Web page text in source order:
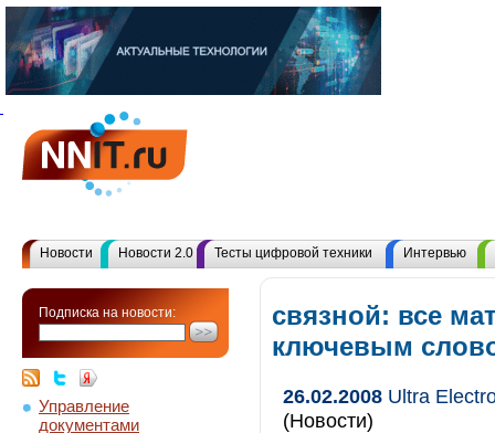
Новости Новости 2.0 Тесты цифровой техники Интервью
Подписка на новости:
Управление
документами
связной: все
ключевым
26.02.2008 Ultra
(Новости)